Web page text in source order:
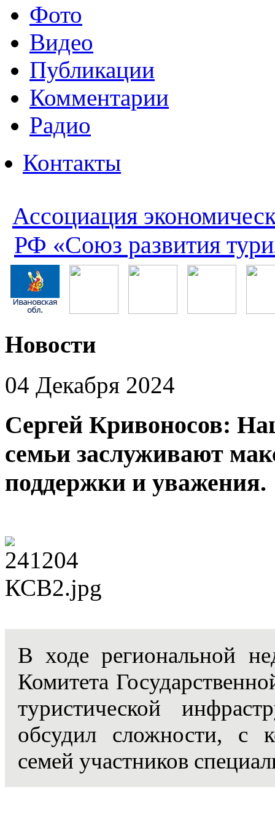
Фото
Видео
Публикации
Комментарии
Радио
Контакты
Ассоциация
РФ «Союз развития
Новости
04 Декабря 2024
Сергей Кривоносов:
семьи заслуживают
поддержки и уважения.
В ходе региональной
Комитета
туристической
обсудил сложности, с
семей участников